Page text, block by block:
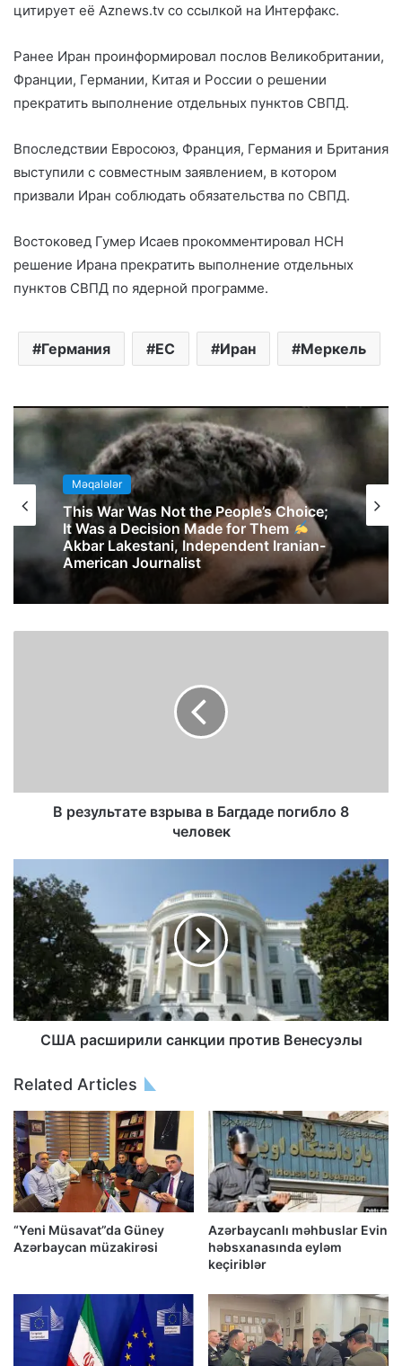
цитирует её Aznews.tv со ссылкой на Интерфакс.
Ранее Иран проинформировал послов Великобритании,
Франции, Германии, Китая и России о решении
прекратить выполнение отдельных пунктов СВПД.
Впоследствии Евросоюз, Франция, Германия и Британия
выступили с совместным заявлением, в котором
призвали Иран соблюдать обязательства по СВПД.
Востоковед Гумер Исаев прокомментировал НСН
решение Ирана прекратить выполнение отдельных
пунктов СВПД по ядерной программе.
Германия ЕС Иран Меркель
Məqalələr
This War Was Not the People’s Choice;
It Was a Decision Made for Them
Akbar Lakestani, Independent Iranian-
American Journalist
В результате взрыва в Багдаде погибло 8
человек
США расширили санкции против Венесуэлы
Related Articles
“Yeni Müsavat”da Güney
Azərbaycan müzakirəsi
Azərbaycanlı məhbuslar Evin
həbsxanasında eyləm
keçiriblər